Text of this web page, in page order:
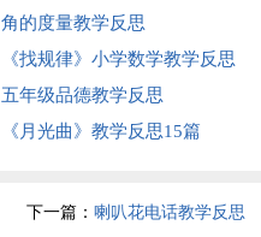
角的度量教学反思
《找规律》小学数学教学反思
五年级品德教学反思
《月光曲》教学反思15篇
下一篇： 喇叭花电话教学反思